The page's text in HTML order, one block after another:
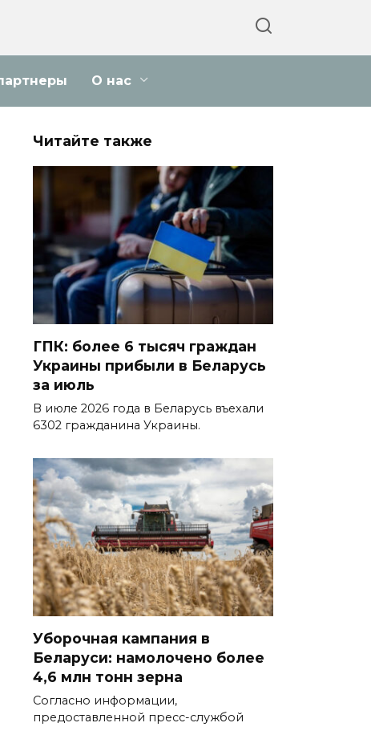
О нас
Читайте также
ГПК: более 6 тысяч граждан
Украины прибыли в Беларусь
за июль
В июле 2026 года в Беларусь въехали
6302 гражданина Украины.
Уборочная кампания в
Беларуси: намолочено более
4,6 млн тонн зерна
Согласно информации,
предоставленной пресс-службой